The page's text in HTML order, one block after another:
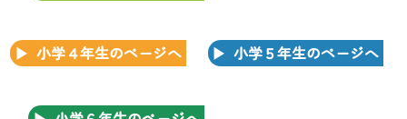
小学４年生のページへ 小学５年生のページへ